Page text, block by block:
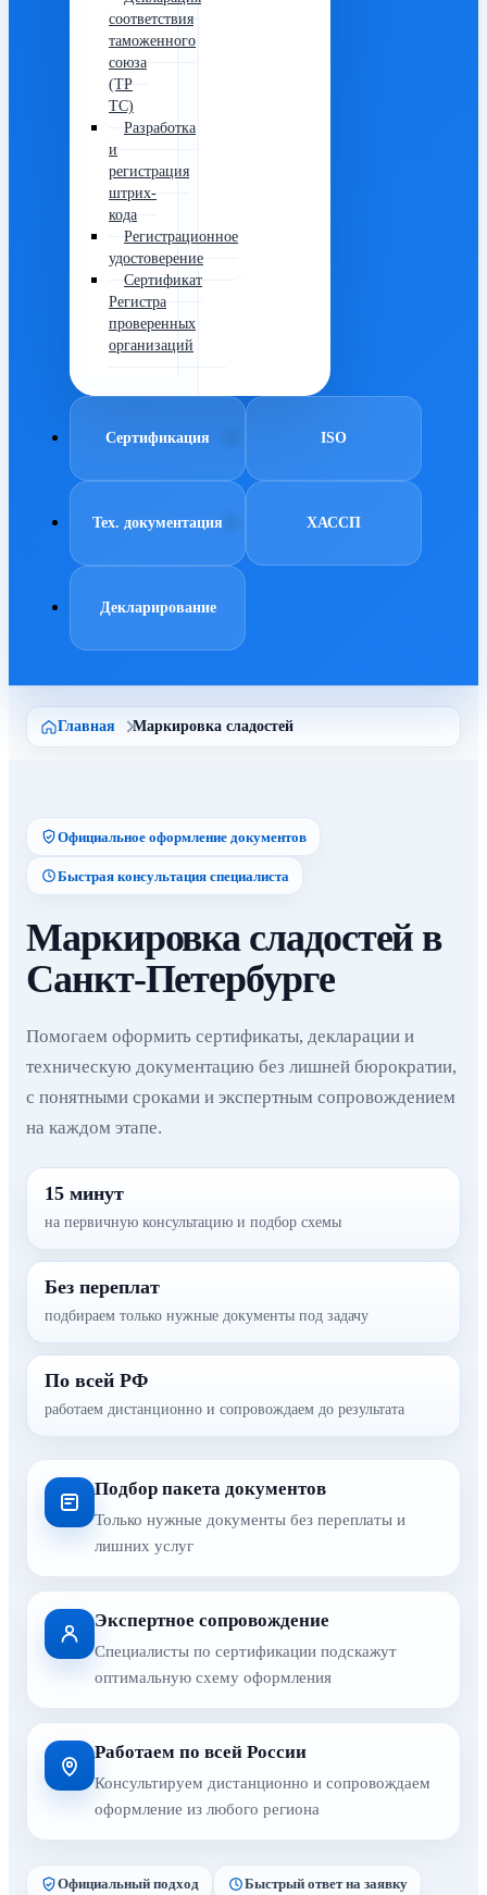
соответствия
таможенного
союза
(ТР
ТС)
Разработка
и
регистрация
штрих-
кода
Регистрационное
удостоверение
Сертификат
Регистра
проверенных
организаций
Сертификация ISO
Тех. документация ХАССП
Декларирование
Главная Маркировка сладостей
Официальное оформление документов
Быстрая консультация специалиста
Маркировка сладостей в
Санкт-Петербурге
Помогаем оформить сертификаты, декларации и
техническую документацию без лишней бюрократии,
с понятными сроками и экспертным сопровождением
на каждом этапе.
15 минут
на первичную консультацию и подбор схемы
Без переплат
подбираем только нужные документы под задачу
По всей РФ
работаем дистанционно и сопровождаем до результата
Подбор пакета документов
Только нужные документы без переплаты и
лишних услуг
Экспертное сопровождение
Специалисты по сертификации подскажут
оптимальную схему оформления
Работаем по всей России
Консультируем дистанционно и сопровождаем
оформление из любого региона
Официальный подход Быстрый ответ на заявку